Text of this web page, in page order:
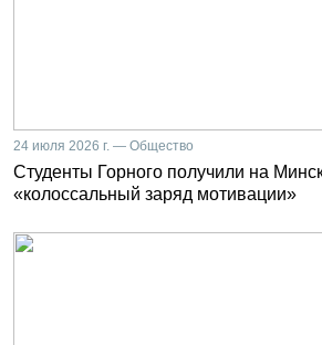
24 июля 2026 г. — Общество
Студенты Горного получили на
«колоссальный заряд мотивации»